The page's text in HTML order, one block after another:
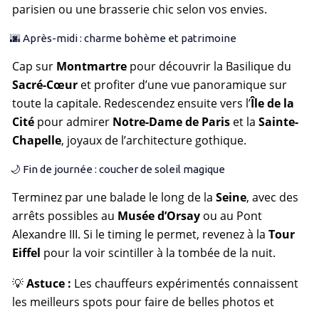
parisien ou une brasserie chic selon vos envies.
🌆 Après-midi : charme bohème et patrimoine
Cap sur Montmartre pour découvrir la Basilique du
Sacré-Cœur et profiter d’une vue panoramique sur
toute la capitale. Redescendez ensuite vers l’Île de la
Cité pour admirer Notre-Dame de Paris et laSainte-
Chapelle, joyaux de l’architecture gothique.
🌙 Fin de journée : coucher de soleil magique
Terminez par une balade le long de laSeine, avec des
arrêts possibles au Musée d’Orsay ou au Pont
Alexandre III. Si le timing le permet, revenez à laTour
Eiffel pour la voir scintiller à la tombée de la nuit.
💡Astuce : Les chauffeurs expérimentés connaissent
les meilleurs spots pour faire de belles photos et